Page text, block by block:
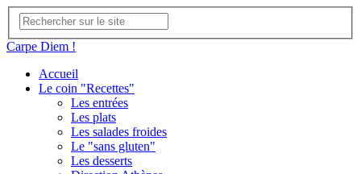
Carpe Diem !
Accueil
Le coin "Recettes"
Les entrées
Les plats
Les salades froides
Le "sans gluten"
Les desserts